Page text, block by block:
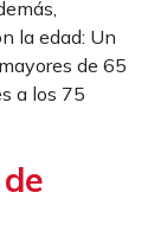
la edad: Un
de 65
a los 75